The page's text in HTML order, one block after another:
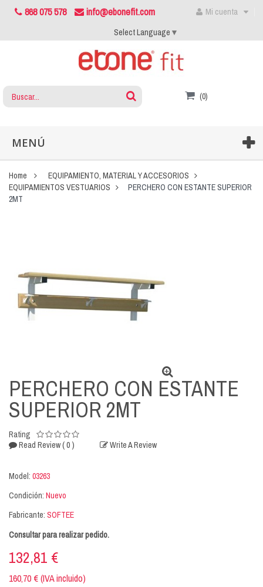
868 075 578 info@ebonefit.com
Mi cuenta
Select Language ▼
(0)
MENÚ
Home
EQUIPAMIENTO, MATERIAL Y ACCESORIOS
EQUIPAMIENTOS VESTUARIOS
PERCHERO CON ESTANTE SUPERIOR
2MT
PERCHERO CON ESTANTE
SUPERIOR 2MT
Rating
Read Review( 0 ) Write A Review
Model: 03263
Condición: Nuevo
Fabricante: SOFTEE
Consultar para realizar pedido.
132,81 €
160,70 € (IVA incluido)